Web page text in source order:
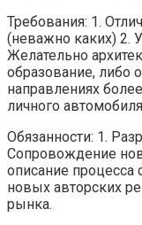
Требования: 1.
(неважно каких) 2.
Желательно
образование, либо
направлениях
личного
Обязанности: 1.
Сопровождение
описание
новых авторских
рынка.